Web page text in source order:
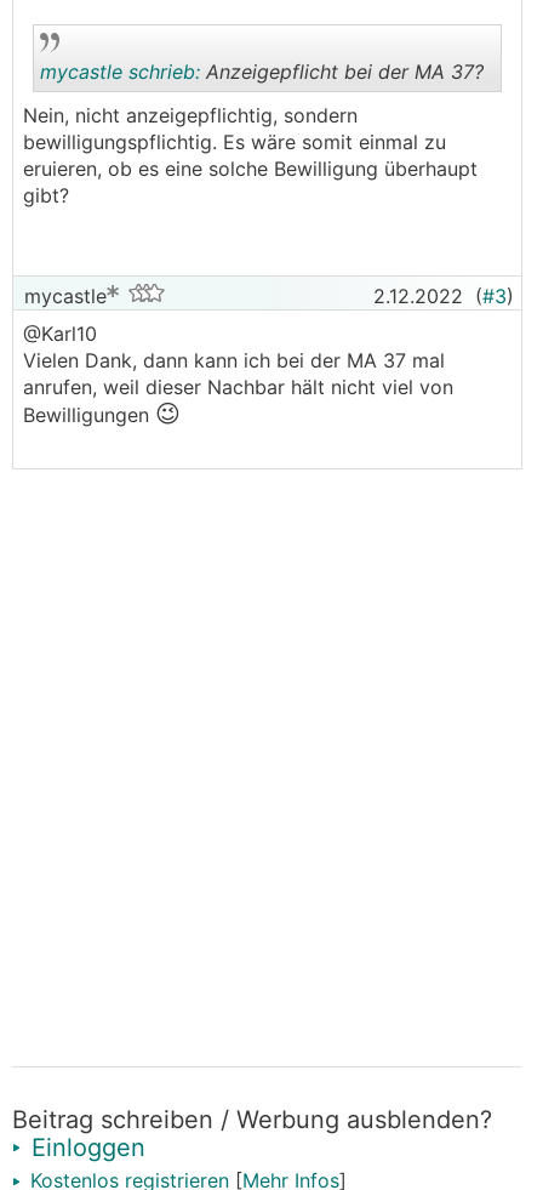
..
mycastle schrieb: Anzeigepflicht bei der MA 37?
Nein, nicht anzeigepflichtig, sondern
bewilligungspflichtig. Es wäre somit einmal zu
eruieren, ob es eine solche Bewilligung überhaupt
gibt?
mycastle 2.12.2022 (#3)
@Karl10
Vielen Dank, dann kann ich bei der MA 37 mal
anrufen, weil dieser Nachbar hält nicht viel von
Bewilligungen 😉
Beitrag schreiben / Werbung ausblenden?
Einloggen
Kostenlos registrieren [Mehr Infos]